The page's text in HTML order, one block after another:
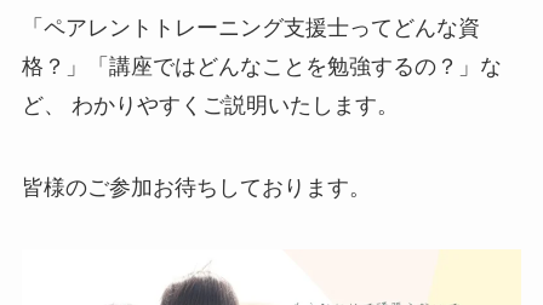
「ペアレントトレーニング支援士ってどんな資
格？」「講座ではどんなことを勉強するの？」な
ど、 わかりやすくご説明いたします。
皆様のご参加お待ちしております。